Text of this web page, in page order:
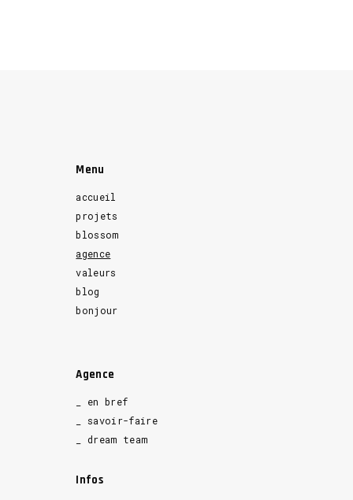
Menu
accueil
projets
blossom
agence
valeurs
blog
bonjour
Agence
_ en bref
_ savoir-faire
_ dream team
Infos